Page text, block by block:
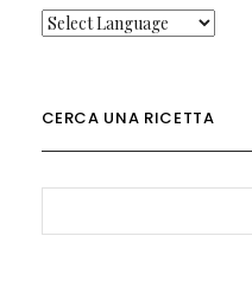
CERCA UNA RICETTA